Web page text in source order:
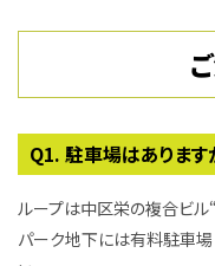
駐車場はあります
ループは中区栄の複合ビル
パーク地下には有料駐車場